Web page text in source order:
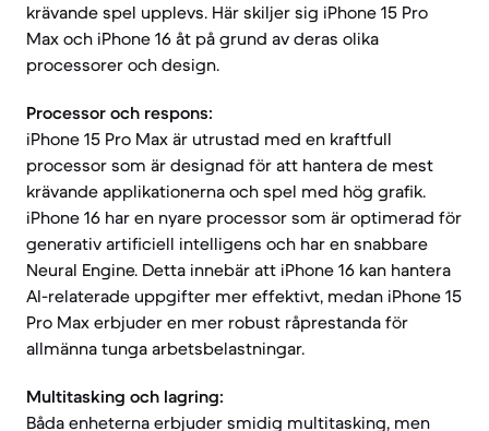
krävande spel upplevs. Här skiljer sig iPhone 15 Pro
Max och iPhone 16 åt på grund av deras olika
processorer och design.
Processor och respons:
iPhone 15 Pro Max är utrustad med en kraftfull
processor som är designad för att hantera de mest
krävande applikationerna och spel med hög grafik.
iPhone 16 har en nyare processor som är optimerad för
generativ artificiell intelligens och har en snabbare
Neural Engine. Detta innebär att iPhone 16 kan hantera
AI-relaterade uppgifter mer effektivt, medan iPhone 15
Pro Max erbjuder en mer robust råprestanda för
allmänna tunga arbetsbelastningar.
Multitasking och lagring:
Båda enheterna erbjuder smidig multitasking, men